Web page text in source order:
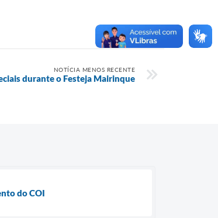
NOTÍCIA MENOS RECENTE
durante o Festeja Mairinque
do COI